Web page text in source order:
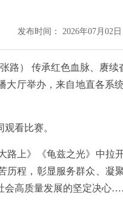
发布时间： 2026年07月02
张路） 传承红色血脉、赓
大厅举办，来自地直各
看比赛。
》《龟兹之光》中拉
历程，彰显服务群众、
会高质量发展的坚定决心